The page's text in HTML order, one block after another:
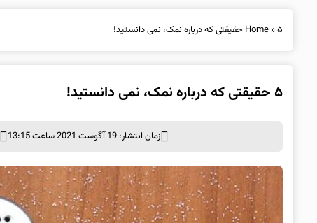
Home »۵ حقیقتی که درباره نمک، نمی دانستید!
۵ حقیقتی که درباره نمک، نمی دانستید!
زمان انتشار: 19 آگوست 2021 ساعت 13:15